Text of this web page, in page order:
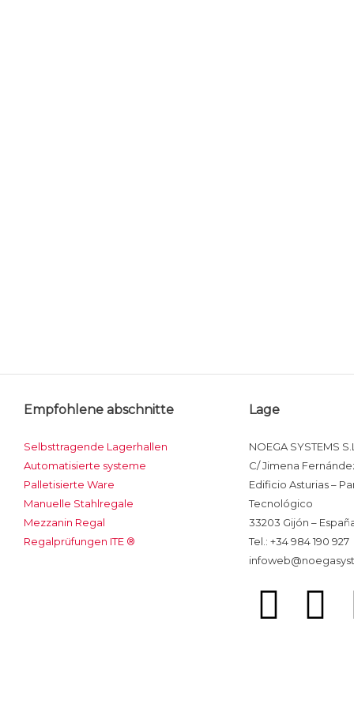
Empfohlene abschnitte
Selbsttragende Lagerhallen
Automatisierte systeme
Palletisierte Ware
Manuelle Stahlregale
Mezzanin Regal
Regalprüfungen ITE ®
Lage
NOEGA SYSTEMS
C/ Jimena
Edificio Asturias –
Tecnológico
33203 Gijón –
Tel.: +34 984 190 927
T
F